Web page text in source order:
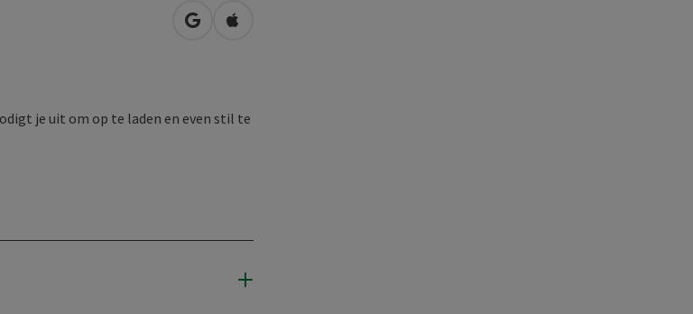
Openen in Google Maps
Openen in Apple Maps
je uit om op te laden en even stil te